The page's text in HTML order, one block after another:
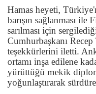
Hamas heyeti,
barışın sağlanması ile
sarılması için
Cumhurbaşkanı
teşekkürlerini iletti.
ortamı inşa edilene
yürüttüğü mekik
yoğunlaştırarak